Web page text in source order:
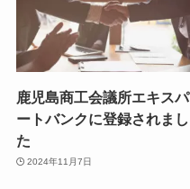
鹿児島商工会議所エキスパ
ートバンクに登録されまし
た
2024年11月7日